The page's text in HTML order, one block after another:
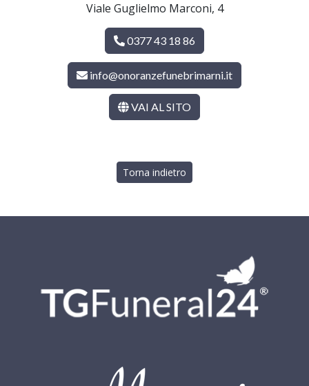
Viale Guglielmo Marconi, 4
0377 43 18 86
info@onoranzefunebrimarni.it
VAI AL SITO
Torna indietro